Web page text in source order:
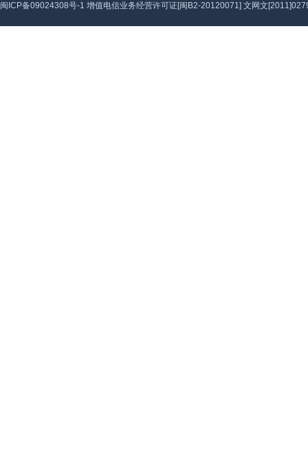
闽ICP备09024308号-1 增值电信业务经营许可证[闽B2-20120071] 文网文